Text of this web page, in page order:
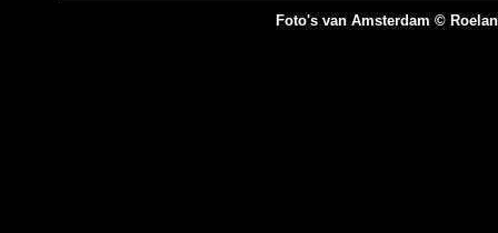
Foto's van Amsterdam ©